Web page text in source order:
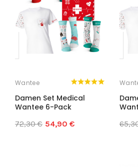
Wantee
Damen Set Medical
Wantee 6-Pack
72,30 € 54,90 €